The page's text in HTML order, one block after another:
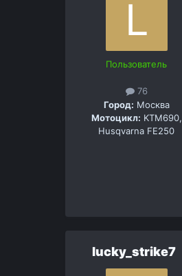
Пользователь
76
Город: Москва
Мотоцикл: KTM690,
Husqvarna FE250
lucky_strike7